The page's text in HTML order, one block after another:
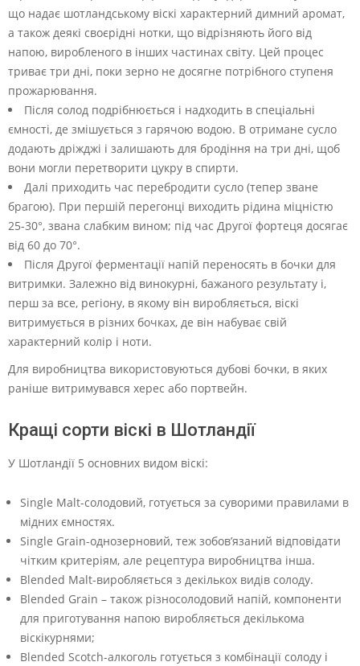
що надає шотландському віскі характерний димний аромат,
а також деякі своєрідні нотки, що відрізняють його від
напою, виробленого в інших частинах світу. Цей процес
триває три дні, поки зерно не досягне потрібного ступеня
прожарювання.
Після солод подрібнюється і надходить в спеціальні
ємності, де змішується з гарячою водою. В отримане сусло
додають дріжджі і залишають для бродіння на три дні, щоб
вони могли перетворити цукру в спирти.
Далі приходить час перебродити сусло (тепер зване
брагою). При першій перегонці виходить рідина міцністю
25-30°, звана слабким вином; під час Другої фортеця досягає
від 60 до 70°.
Після Другої ферментації напій переносять в бочки для
витримки. Залежно від винокурні, бажаного результату і,
перш за все, регіону, в якому він виробляється, віскі
витримується в різних бочках, де він набуває свій
характерний колір і ноти.
Для виробництва використовуються дубові бочки, в яких
раніше витримувався херес або портвейн.
Кращі сорти віскі в Шотландії
У Шотландії 5 основних видом віскі:
Single Malt-солодовий, готується за суворими правилами в
мідних ємностях.
Single Grain-однозерновий, теж зобов’язаний відповідати
чітким критеріям, але рецептура виробництва інша.
Blended Malt-виробляється з декількох видів солоду.
Blended Grain – також різносолодовий напій, компоненти
для приготування напою виробляється декількома
віскікурнями;
Blended Scotch-алкоголь готується з комбінації солоду і